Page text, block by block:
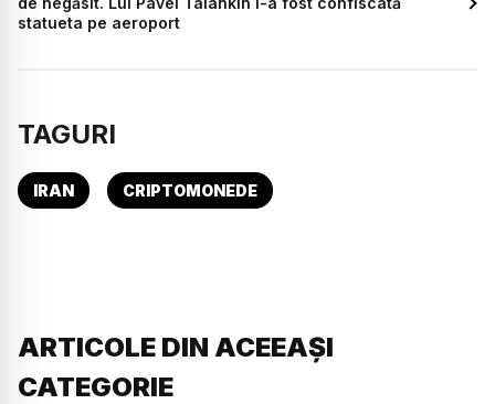
statueta pe aeroport
TAGURI
IRAN CRIPTOMONEDE
ARTICOLE DIN ACEEAȘI
CATEGORIE